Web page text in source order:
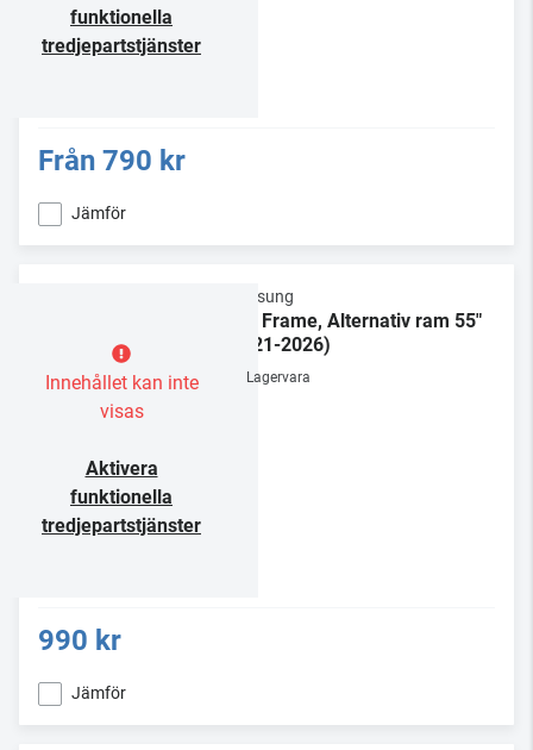
funktionella
tredjepartstjänster
Från 790 kr
Jämför
Innehållet kan inte
visas
Aktivera
funktionella
tredjepartstjänster
Samsung
The Frame, Alternativ ram 55"
(2021-2026)
Lagervara
990 kr
Jämför